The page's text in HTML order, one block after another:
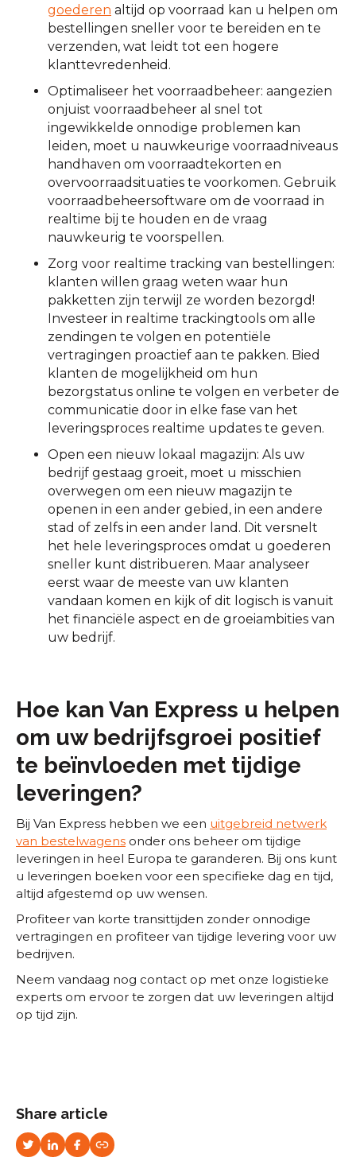
goederen altijd op voorraad kan u helpen om
bestellingen sneller voor te bereiden en te
verzenden, wat leidt tot een hogere
klanttevredenheid.
Optimaliseer het voorraadbeheer: aangezien
onjuist voorraadbeheer al snel tot
ingewikkelde onnodige problemen kan
leiden, moet u nauwkeurige voorraadniveaus
handhaven om voorraadtekorten en
overvoorraadsituaties te voorkomen. Gebruik
voorraadbeheersoftware om de voorraad in
realtime bij te houden en de vraag
nauwkeurig te voorspellen.
Zorg voor realtime tracking van bestellingen:
klanten willen graag weten waar hun
pakketten zijn terwijl ze worden bezorgd!
Investeer in realtime trackingtools om alle
zendingen te volgen en potentiële
vertragingen proactief aan te pakken. Bied
klanten de mogelijkheid om hun
bezorgstatus online te volgen en verbeter de
communicatie door in elke fase van het
leveringsproces realtime updates te geven.
Open een nieuw lokaal magazijn: Als uw
bedrijf gestaag groeit, moet u misschien
overwegen om een nieuw magazijn te
openen in een ander gebied, in een andere
stad of zelfs in een ander land. Dit versnelt
het hele leveringsproces omdat u goederen
sneller kunt distribueren. Maar analyseer
eerst waar de meeste van uw klanten
vandaan komen en kijk of dit logisch is vanuit
het financiële aspect en de groeiambities van
uw bedrijf.
Hoe kan Van Express u helpen
om uw bedrijfsgroei positief
te beïnvloeden met tijdige
leveringen?
Bij Van Express hebben we een uitgebreid netwerk
van bestelwagens onder ons beheer om tijdige
leveringen in heel Europa te garanderen. Bij ons kunt
u leveringen boeken voor een specifieke dag en tijd,
altijd afgestemd op uw wensen.
Profiteer van korte transittijden zonder onnodige
vertragingen en profiteer van tijdige levering voor uw
bedrijven.
Neem vandaag nog contact op met onze logistieke
experts om ervoor te zorgen dat uw leveringen altijd
op tijd zijn.
Share article